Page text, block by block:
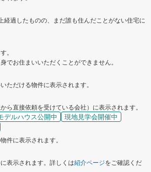
経過したものの、まだ誰も住んだことがない住宅に
。
でお住まいいただくことができません。
ただける物件に表示されます。
ら直接依頼を受けている会社）に表示されます。
デルハウス公開中
現地見学会開催中
件に表示されます。
表示されます。詳しくは紹介ページをご確認くだ